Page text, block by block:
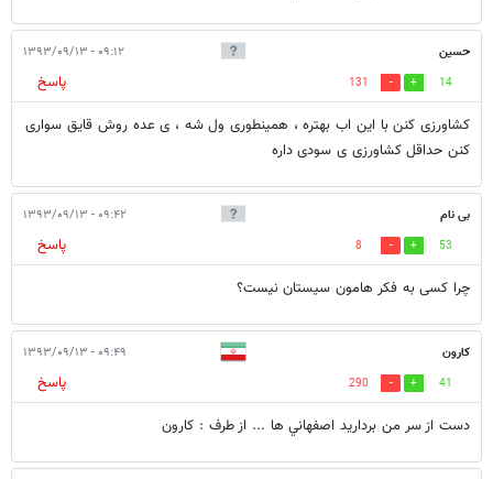
حسین ۰۹:۱۲ - ۱۳۹۳/۰۹/۱۳
14
131
پاسخ
کشاورزی کنن با این اب بهتره ، همینطوری ول شه ، ی عده روش قایق سواری
کنن حداقل کشاورزی ی سودی داره
بی نام ۰۹:۴۲ - ۱۳۹۳/۰۹/۱۳
53
8
پاسخ
چرا کسی به فکر هامون سیستان نیست؟
كارون ۰۹:۴۹ - ۱۳۹۳/۰۹/۱۳
41
290
پاسخ
دست از سر من برداريد اصفهاني ها ... از طرف : كارون